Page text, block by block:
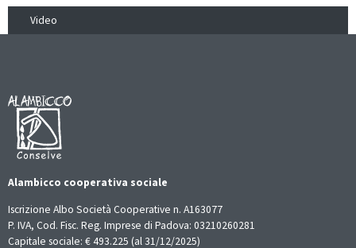
Video
Alambicco cooperativa sociale
Iscrizione Albo Società Cooperative n. A163077
P. IVA, Cod. Fisc. Reg. Imprese di Padova: 03210260281
Capitale sociale: € 493.225 (al 31/12/2025)